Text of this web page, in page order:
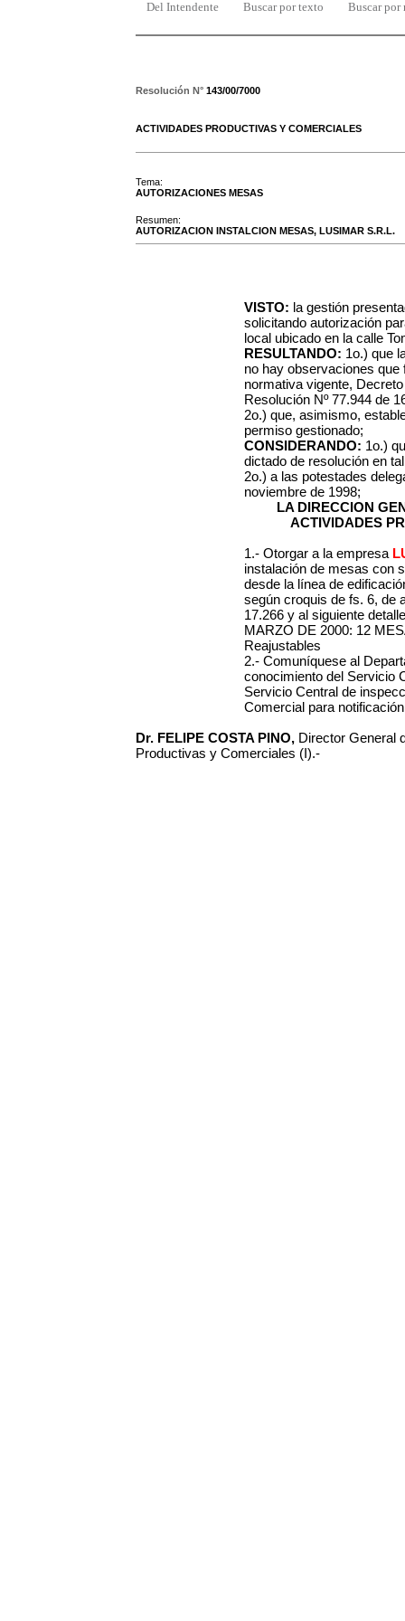
Del Intendente Buscar por texto Buscar por
Resolución N° 143/00/7000
ACTIVIDADES PRODUCTIVAS Y COMERCIALES
Tema:
AUTORIZACIONES MESAS
Resumen:
AUTORIZACION INSTALCION MESAS, LUSIMAR S.R.L.
VISTO: la gestión
solicitando autorización
local ubicado en la calle
RESULTANDO: 1o.) que
no hay observaciones que
normativa vigente,
Resolución Nº 77.944 de
2o.) que, asimismo,
permiso gestionado;
CONSIDERANDO: 1o.)
dictado de resolución en
2o.) a las potestades
noviembre de 1998;
LA DIRECCION
ACTIVIDADES
1.- Otorgar a la empresa
instalación de mesas con
desde la línea de
según croquis de fs. 6, de
17.266 y al siguiente
MARZO DE 2000: 12
Reajustables
2.- Comuníquese al
conocimiento del Servicio
Servicio Central de
Comercial para
Dr. FELIPE COSTA PINO, Director General
Productivas y Comerciales (I).-